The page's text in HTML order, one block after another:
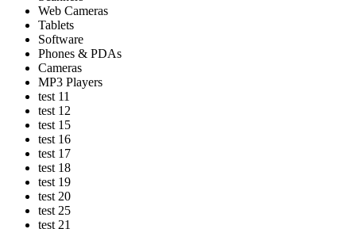
Web Cameras
Tablets
Software
Phones & PDAs
Cameras
MP3 Players
test 11
test 12
test 15
test 16
test 17
test 18
test 19
test 20
test 25
test 21